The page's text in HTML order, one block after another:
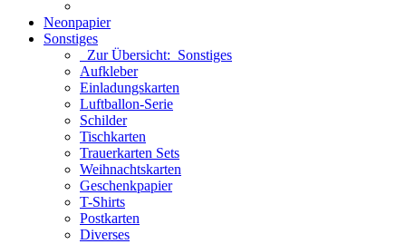
Neonpapier
Sonstiges
Zur Übersicht: Sonstiges
Aufkleber
Einladungskarten
Luftballon-Serie
Schilder
Tischkarten
Trauerkarten Sets
Weihnachtskarten
Geschenkpapier
T-Shirts
Postkarten
Diverses